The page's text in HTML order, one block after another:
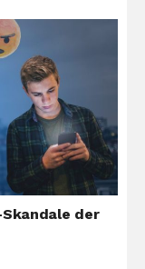
Skandale der